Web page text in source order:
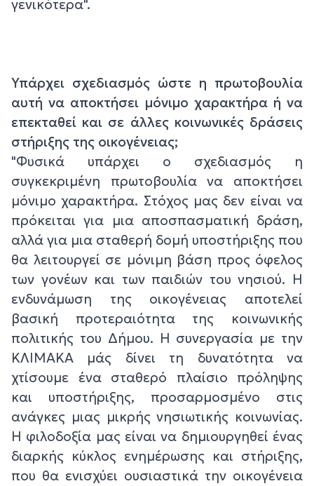
γενικότερα".
Υπάρχει σχεδιασμός ώστε η πρωτοβουλία
αυτή να αποκτήσει μόνιμο χαρακτήρα ή να
επεκταθεί και σε άλλες κοινωνικές δράσεις
στήριξης της οικογένειας;
"Φυσικά υπάρχει ο σχεδιασμός η
συγκεκριμένη πρωτοβουλία να αποκτήσει
μόνιμο χαρακτήρα. Στόχος μας δεν είναι να
πρόκειται για μια αποσπασματική δράση,
αλλά για μια σταθερή δομή υποστήριξης που
θα λειτουργεί σε μόνιμη βάση προς όφελος
των γονέων και των παιδιών του νησιού. Η
ενδυνάμωση της οικογένειας αποτελεί
βασική προτεραιότητα της κοινωνικής
πολιτικής του Δήμου. Η συνεργασία με την
ΚΛΙΜΑΚΑ μάς δίνει τη δυνατότητα να
χτίσουμε ένα σταθερό πλαίσιο πρόληψης
και υποστήριξης, προσαρμοσμένο στις
ανάγκες μιας μικρής νησιωτικής κοινωνίας.
Η φιλοδοξία μας είναι να δημιουργηθεί ένας
διαρκής κύκλος ενημέρωσης και στήριξης,
που θα ενισχύει ουσιαστικά την οικογένεια